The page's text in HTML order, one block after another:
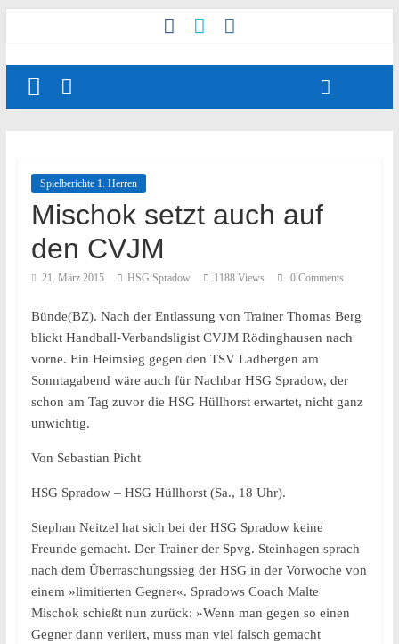
Spielberichte 1. Herren
Mischok setzt auch auf
den CVJM
21. März 2015 HSG Spradow 1188 Views 0 Comments
Bünde(BZ). Nach der Entlassung von Trainer Thomas Berg
blickt Handball-Verbandsligist CVJM Rödinghausen nach
vorne. Ein Heimsieg gegen den TSV Ladbergen am
Sonntagabend wäre auch für Nachbar HSG Spradow, der
schon am Tag zuvor die HSG Hüllhorst erwartet, nicht ganz
unwichtig.
Von Sebastian Picht
HSG Spradow – HSG Hüllhorst (Sa., 18 Uhr).
Stephan Neitzel hat sich bei der HSG Spradow keine
Freunde gemacht. Der Trainer der Spvg. Steinhagen sprach
nach dem Überraschungssieg der HSG in der Vorwoche von
einem »limitierten Gegner«. Spradows Coach Malte
Mischok schießt nun zurück: »Wenn man gegen so einen
Gegner dann verliert, muss man viel falsch gemacht